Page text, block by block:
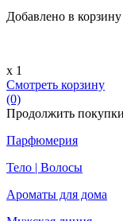
Добавлено в корзину
х 1
Смотреть корзину
(0)
Продолжить покупки
Парфюмерия
Тело | Волосы
Ароматы для дома